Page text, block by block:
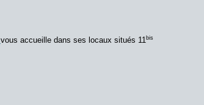
vous accueille dans ses locaux situés 11bis